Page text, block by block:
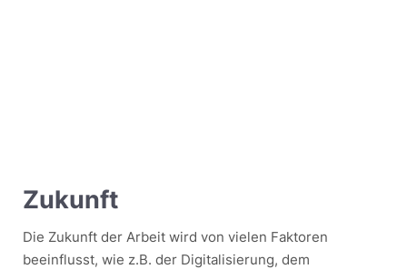
Zukunft
Die Zukunft der Arbeit wird von vielen Faktoren
beeinflusst, wie z.B. der Digitalisierung, dem